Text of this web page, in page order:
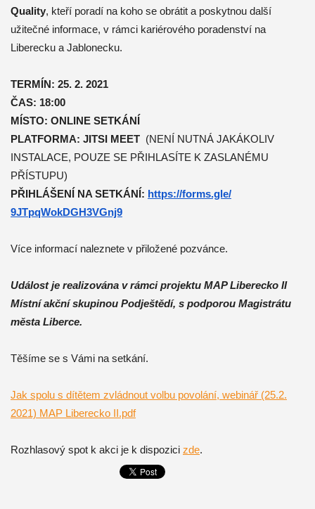
Quality, kteří poradí na koho se obrátit a poskytnou další
užitečné informace, v rámci kariérového poradenství na
Liberecku a Jablonecku.
TERMÍN: 25. 2. 2021
ČAS: 18:00
MÍSTO: ONLINE SETKÁNÍ
PLATFORMA: JITSI MEET(NENÍ NUTNÁ JAKÁKOLIV
INSTALACE, POUZE SE PŘIHLASÍTE K ZASLANÉMU
PŘÍSTUPU)
PŘIHLÁŠENÍ NA SETKÁNÍ: https://forms.gle/
9JTpqWokDGH3VGnj9
Více informací naleznete v přiložené pozvánce.
Událost je realizována v rámci projektu MAP Liberecko II
Místní akční skupinou Podještědí, s podporou Magistrátu
města Liberce.
Těšíme se s Vámi na setkání.
Jak spolu s dítětem zvládnout volbu povolání, webinář (25.2.
2021) MAP Liberecko II.pdf
Rozhlasový spot k akci je k dispozici zde.